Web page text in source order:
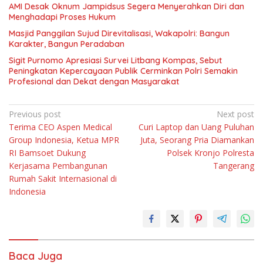
AMI Desak Oknum Jampidsus Segera Menyerahkan Diri dan
Menghadapi Proses Hukum
Masjid Panggilan Sujud Direvitalisasi, Wakapolri: Bangun
Karakter, Bangun Peradaban
Sigit Purnomo Apresiasi Survei Litbang Kompas, Sebut
Peningkatan Kepercayaan Publik Cerminkan Polri Semakin
Profesional dan Dekat dengan Masyarakat
Navigasi
pos
Previous post
Terima CEO Aspen Medical
Group Indonesia, Ketua MPR
RI Bamsoet Dukung
Kerjasama Pembangunan
Rumah Sakit Internasional di
Indonesia
Next post
Curi Laptop dan Uang Puluhan
Juta, Seorang Pria Diamankan
Polsek Kronjo Polresta
Tangerang
Baca Juga